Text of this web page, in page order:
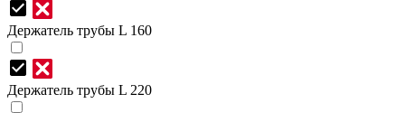
Держатель трубы L 160
Держатель трубы L 220